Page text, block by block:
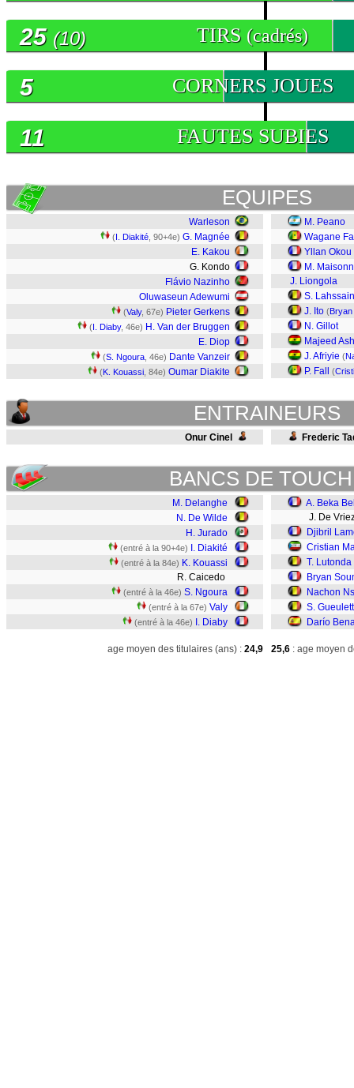
TIRS (cadrés)
25 (10)
CORNERS JOUES
5
FAUTES SUBIES
11
EQUIPES
Warleson
(I. Diakité , 90+4e) G. Magnée
E. Kakou
G. Kondo
Flávio Nazinho
Oluwaseun Adewumi
(Valy, 67e) Pieter Gerkens
(I. Diaby, 46e) H. Van der Bruggen
E. Diop
(S. Ngoura , 46e) Dante Vanzeir
(K. Kouassi , 84e) Oumar Diakite
M. Peano
Wagane
Yllan Okou
M.
J. Liongola
S.
J. Ito (
N. Gillot
Majeed
J. Afriyie (
P. Fall (
ENTRAINEURS
Onur Cinel Frederic
BANCS DE
M. Delanghe
N. De Wilde
H. Jurado
(entré à la 90+4e) I. Diakité
(entré à la 84e) K. Kouassi
R. Caicedo
(entré à la 46e) S. Ngoura
(entré à la 67e) Valy
(entré à la 46e) I. Diaby
A. Beka
J. De
Djibril
Cristian
T. Lutonda
Bryan
Nachon
S.
Darío
age moyen des titulaires (ans) : 24,9 25,6 : age moyen